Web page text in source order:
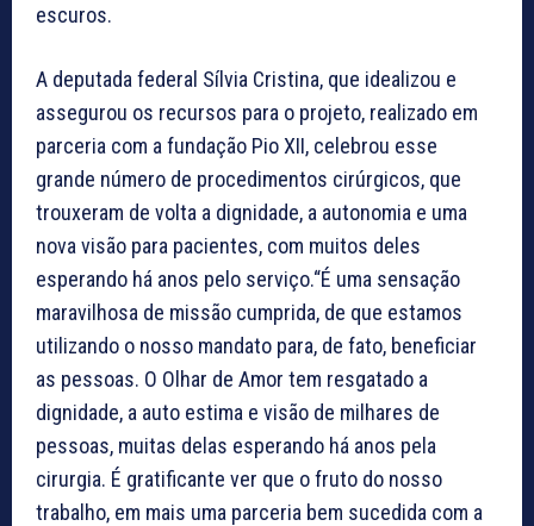
escuros.
A deputada federal Sílvia Cristina, que idealizou e
assegurou os recursos para o projeto, realizado em
parceria com a fundação Pio XII, celebrou esse
grande número de procedimentos cirúrgicos, que
trouxeram de volta a dignidade, a autonomia e uma
nova visão para pacientes, com muitos deles
esperando há anos pelo serviço.“É uma sensação
maravilhosa de missão cumprida, de que estamos
utilizando o nosso mandato para, de fato, beneficiar
as pessoas. O Olhar de Amor tem resgatado a
dignidade, a auto estima e visão de milhares de
pessoas, muitas delas esperando há anos pela
cirurgia. É gratificante ver que o fruto do nosso
trabalho, em mais uma parceria bem sucedida com a